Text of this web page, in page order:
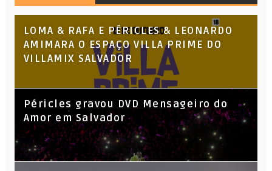
LOMA & RAFA E PÉRICLES & LEONARDO
AMIMARA O ESPAÇO VILLA PRIME DO
VILLAMIX SALVADOR
Péricles gravou DVD Mensageiro do
Amor em Salvador